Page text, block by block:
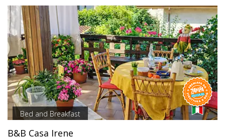
Bed and Breakfast
B&B Casa Irene